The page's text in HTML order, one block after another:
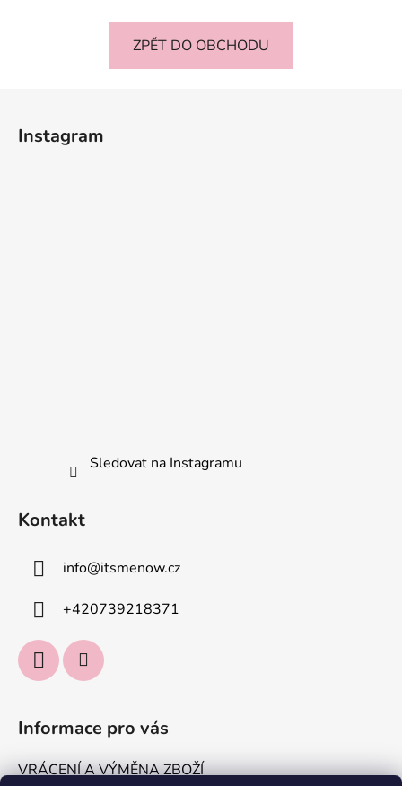
ZPĚT DO OBCHODU
Instagram
Sledovat na Instagramu
Kontakt
info@itsmenow.cz
+420739218371
Informace pro vás
VRÁCENÍ A VÝMĚNA ZBOŽÍ